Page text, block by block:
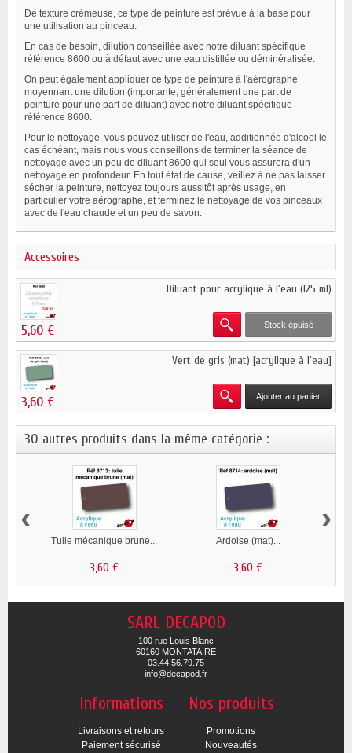
De texture crémeuse, ce type de peinture est prévue à la base pour
une utilisation au pinceau.
En cas de besoin, dilution conseillée avec notre diluant spécifique
référence 8600 ou à défaut avec une eau distillée ou déminéralisée.
On peut également appliquer ce type de peinture à l'aérographe
moyennant une dilution (importante, généralement une part de
peinture pour une part de diluant) avec notre diluant spécifique
référence 8600.
Pour le nettoyage, vous pouvez utiliser de l'eau, additionnée d'alcool le
cas échéant, mais nous vous conseillons de terminer la séance de
nettoyage avec un peu de diluant 8600 qui seul vous assurera d'un
nettoyage en profondeur. En tout état de cause, veillez à ne pas laisser
sécher la peinture, nettoyez toujours aussitôt après usage, en
particulier votre aérographe, et terminez le nettoyage de vos pinceaux
avec de l'eau chaude et un peu de savon.
Accessoires
Diluant pour acrylique à l'eau (125 ml)
5,60 € Stock épuisé
Vert de gris (mat) [acrylique à l'eau]
3,60 € Ajouter au panier
30 autres produits dans la même catégorie :
Tuile mécanique brune...
3,60 €
Ardoise (mat)...
3,60 €
‹ ›
SARL DECAPOD
100 rue Louis Blanc
60160 MONTATAIRE
03.44.56.79.75
info@decapod.fr
Informations
Livraisons et retours
Paiement sécurisé
Nos produits
Promotions
Nouveautés